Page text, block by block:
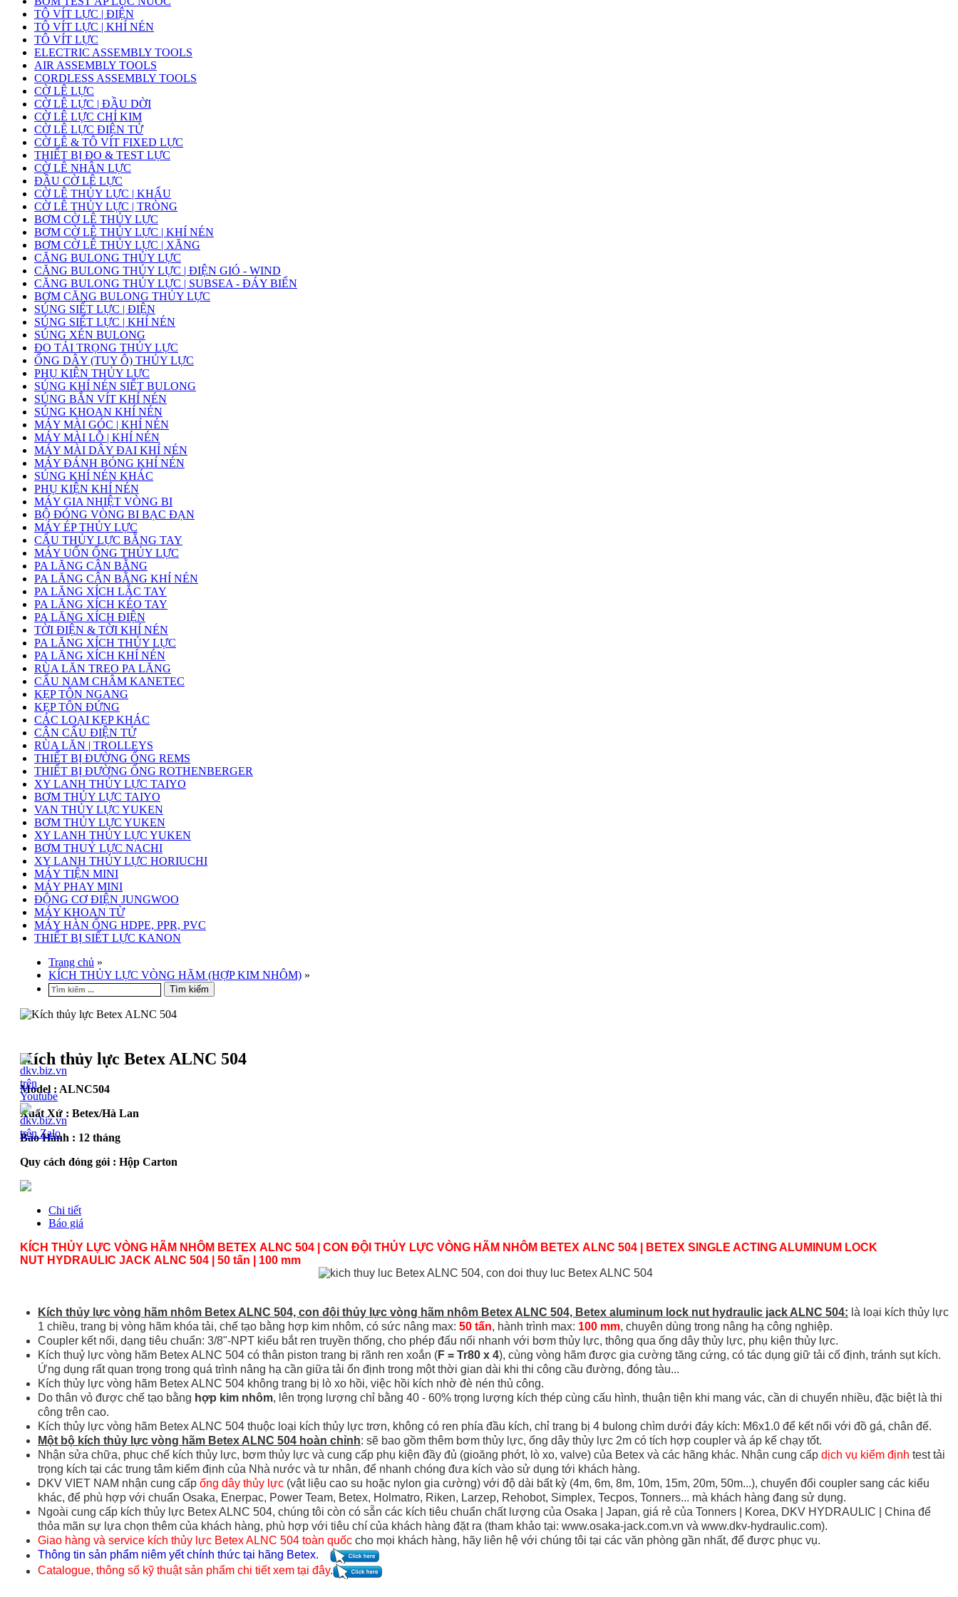
TÔ VÍT LỰC | ĐIỆN
TÔ VÍT LỰC | KHÍ NÉN
TÔ VÍT LỰC
ELECTRIC ASSEMBLY TOOLS
AIR ASSEMBLY TOOLS
CORDLESS ASSEMBLY TOOLS
CỜ LÊ LỰC
CỜ LÊ LỰC | ĐẦU DỜI
CỜ LÊ LỰC CHỈ KIM
CỜ LÊ LỰC ĐIỆN TỬ
CỜ LÊ & TÔ VÍT FIXED LỰC
THIẾT BỊ ĐO & TEST LỰC
CỜ LÊ NHÂN LỰC
ĐẦU CỜ LÊ LỰC
CỜ LÊ THỦY LỰC | KHẨU
CỜ LÊ THỦY LỰC | TRÒNG
BƠM CỜ LÊ THỦY LỰC
BƠM CỜ LÊ THỦY LỰC | KHÍ NÉN
BƠM CỜ LÊ THỦY LỰC | XĂNG
CĂNG BULONG THỦY LỰC
CĂNG BULONG THỦY LỰC | ĐIỆN GIÓ - WIND
CĂNG BULONG THỦY LỰC | SUBSEA - ĐÁY BIỂN
BƠM CĂNG BULONG THỦY LỰC
SÚNG SIẾT LỰC | ĐIỆN
SÚNG SIẾT LỰC | KHÍ NÉN
SÚNG XÉN BULONG
ĐO TẢI TRỌNG THỦY LỰC
ỐNG DÂY (TUY Ô) THỦY LỰC
PHỤ KIỆN THỦY LỰC
SÚNG KHÍ NÉN SIẾT BULONG
SÚNG BẮN VÍT KHÍ NÉN
SÚNG KHOAN KHÍ NÉN
MÁY MÀI GÓC | KHÍ NÉN
MÁY MÀI LỖ | KHÍ NÉN
MÁY MÀI DÂY ĐAI KHÍ NÉN
MÁY ĐÁNH BÓNG KHÍ NÉN
SÚNG KHÍ NÉN KHÁC
PHỤ KIỆN KHÍ NÉN
MÁY GIA NHIỆT VÒNG BI
BỘ ĐÓNG VÒNG BI BẠC ĐẠN
MÁY ÉP THỦY LỰC
CẨU THỦY LỰC BẰNG TAY
MÁY UỐN ỐNG THỦY LỰC
PA LĂNG CÂN BẰNG
PA LĂNG CÂN BẰNG KHÍ NÉN
PA LĂNG XÍCH LẮC TAY
PA LĂNG XÍCH KÉO TAY
PA LĂNG XÍCH ĐIỆN
TỜI ĐIỆN & TỜI KHÍ NÉN
PA LĂNG XÍCH THỦY LỰC
PA LĂNG XÍCH KHÍ NÉN
RÙA LĂN TREO PA LĂNG
CẨU NAM CHÂM KANETEC
KẸP TÔN NGANG
KẸP TÔN ĐỨNG
CÁC LOẠI KẸP KHÁC
CÂN CẨU ĐIỆN TỬ
RÙA LĂN | TROLLEYS
THIẾT BỊ ĐƯỜNG ỐNG REMS
THIẾT BỊ ĐƯỜNG ỐNG ROTHENBERGER
XY LANH THỦY LỰC TAIYO
BƠM THỦY LỰC TAIYO
VAN THỦY LỰC YUKEN
BƠM THỦY LỰC YUKEN
XY LANH THỦY LỰC YUKEN
BƠM THUỶ LỰC NACHI
XY LANH THỦY LỰC HORIUCHI
MÁY TIỆN MINI
MÁY PHAY MINI
ĐỘNG CƠ ĐIỆN JUNGWOO
MÁY KHOAN TỪ
MÁY HÀN ỐNG HDPE, PPR, PVC
THIẾT BỊ SIẾT LỰC KANON
Trang chủ »
KÍCH THỦY LỰC VÒNG HÃM (HỢP KIM NHÔM) »
Tìm kiếm
Kích thủy lực Betex ALNC 504
Model : ALNC504
Xuất Xứ : Betex/Hà Lan
Bảo Hành : 12 tháng
Quy cách đóng gói : Hộp Carton
Chi tiết
Báo giá
KÍCH THỦY LỰC VÒNG HÃM NHÔM BETEX ALNC 504 | CON ĐỘI THỦY LỰC VÒNG HÃM NHÔM BETEX ALNC 504 | BETEX SINGLE ACTING ALUMINUM LOCK
NUTHYDRAULIC JACK ALNC 504 | 50 tấn | 100 mm
Kích thủy lực vòng hãm nhôm Betex ALNC 504, con đội thủy lực vòng hãm nhôm Betex ALNC 504, Betex aluminum lock nut hydraulic jack ALNC 504: là loại kích thủy lực
1 chiều, trang bị vòng hãm khóa tải, chế tạo bằng hợp kim nhôm, có sức nâng max: 50 tấn, hành trình max: 100 mm, chuyên dùng trong nâng hạ công nghiệp.
Coupler kết nối, dạng tiêu chuẩn: 3/8"-NPT kiểu bắt ren truyền thống, cho phép đấu nối nhanh với bơm thủy lực, thông qua ống dây thủy lực, phụ kiện thủy lực.
Kích thuỷ lực vòng hãm Betex ALNC 504 có thân piston trang bị rãnh ren xoắn (F = Tr80 x 4), cùng vòng hãm được gia cường tăng cứng, có tác dụng giữ tải cố định, tránh sụt kích.
Ứng dụng rất quan trọng trong quá trình nâng hạ cần giữa tải ổn định trong một thời gian dài khi thi công cầu đường, đóng tàu...
Kích thủy lực vòng hãm Betex ALNC 504 không trang bị lò xo hồi, việc hồi kích nhờ đè nén thủ công.
Do thân vỏ được chế tạo bằng hợp kim nhôm, lên trọng lượng chỉ bằng 40 - 60% trọng lượng kích thép cùng cấu hình, thuận tiện khi mang vác, cần di chuyển nhiều, đặc biệt là thi
công trên cao.
Kích thủy lực vòng hãm Betex ALNC 504 thuộc loại kích thủy lực trơn, không có ren phía đầu kích, chỉ trang bị 4 bulong chìm dưới đáy kích: M6x1.0 để kết nối với đồ gá, chân đế.
Một bộ kích thủy lực vòng hãm Betex ALNC 504 hoàn chỉnh: sẽ bao gồm thêm bơm thủy lực, ống dây thủy lực 2m có tích hợp coupler và áp kế chạy tốt.
Nhận sửa chữa, phục chế kích thủy lực, bơm thủy lực và cung cấp phụ kiện đầy đủ (gioăng phớt, lò xo, valve) của Betex và các hãng khác. Nhận cung cấp dịch vụ kiểm định test tải
trọng kích tại các trung tâm kiểm định của Nhà nước và tư nhân, để nhanh chóng đưa kích vào sử dụng tới khách hàng.
DKV VIET NAM nhận cung cấp ống dây thủy lực(vật liệu cao su hoặc nylon gia cường) với độ dài bất kỳ (4m, 6m, 8m, 10m, 15m, 20m, 50m...), chuyển đổi coupler sang các kiểu
khác, để phù hợp với chuẩn Osaka, Enerpac, Power Team, Betex, Holmatro, Riken, Larzep, Rehobot, Simplex, Tecpos, Tonners... mà khách hàng đang sử dụng.
Ngoài cung cấp kích thủy lực Betex ALNC 504, chúng tôi còn có sẵn các kích tiêu chuẩn chất lượng của Osaka | Japan, giá rẻ của Tonners | Korea, DKV HYDRAULIC | China để
thỏa mãn sự lựa chọn thêm của khách hàng, phù hợp với tiêu chí của khách hàng đặt ra (tham khảo tại: www.osaka-jack.com.vn và www.dkv-hydraulic.com).
Giao hàng và service kích thủy lực Betex ALNC 504 toàn quốccho mọi khách hàng, hãy liên hệ với chúng tôi tại các văn phòng gần nhất, để được phục vụ.
Thông tin sản phẩm niêm yết chính thức tại hãng Betex.
Catalogue, thông số kỹ thuật sản phẩm chi tiết xem tại đây.